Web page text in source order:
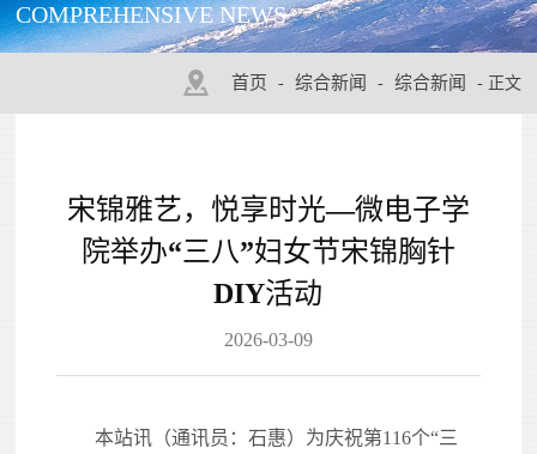
COMPREHENSIVE NEWS
首页 - 综合新闻 - 综合新闻 - 正文
宋锦雅艺，悦享时光—微电子学
院举办“三八”妇女节宋锦胸针
DIY活动
2026-03-09
本站讯（通讯员：石惠）为庆祝第116个“三